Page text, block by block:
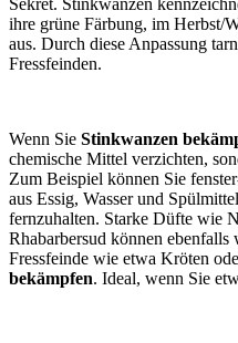
Sekret. Stinkwanzen
ihre grüne Färbung, im Herbst/
aus. Durch diese Anpassung
Fressfeinden.
Wenn Sie Stinkwanzen
chemische Mittel verzichten,
Zum Beispiel können Sie
aus Essig, Wasser und
fernzuhalten. Starke Düfte wie
Rhabarbersud können
Fressfeinde wie etwa Kröten
bekämpfen. Ideal, wenn Sie